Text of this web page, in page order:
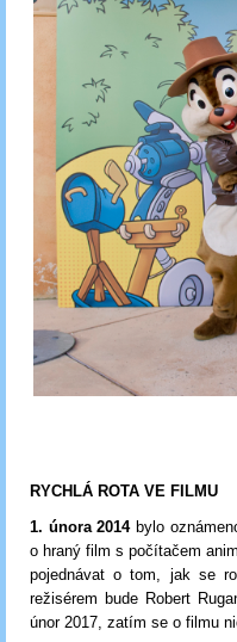
RYCHLÁ ROTA VE FILMU
1. února 2014bylo
o hraný film s počítačem
pojednávat o tom, jak se
režisérem bude Robert
únor 2017, zatím se o filmu